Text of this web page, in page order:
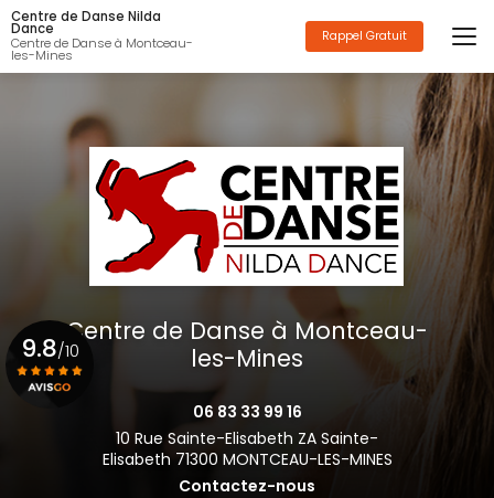
Aller
au
contenu
principal
Centre de Danse Nilda
Dance
Centre de Danse à Montceau-
les-Mines
Rappel Gratuit
Centre de Danse à Montceau-
les-Mines
06 83 33 99 16
10 Rue Sainte-Elisabeth ZA Sainte-
Elisabeth 71300 MONTCEAU-LES-MINES
Contactez-nous
9.8/10